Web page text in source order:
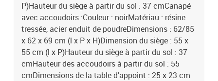
P)Hauteur du siège à partir du sol : 37 cmCanapé
avec accoudoirs :Couleur : noirMatériau : résine
tressée, acier enduit de poudreDimensions : 62/85
x 62 x 69 cm (l x P x H)Dimension du siège : 55 x
55 cm (l x P)Hauteur du siège à partir du sol : 37
cmHauteur des accoudoirs à partir du sol : 55
cmDimensions de la table d'appoint : 25 x 23 cm